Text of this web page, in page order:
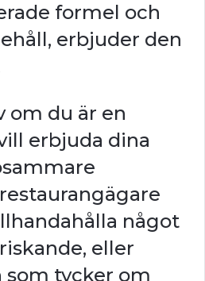
formel och
erbjuder den
om du är en
erbjuda dina
något
eller
som tycker om